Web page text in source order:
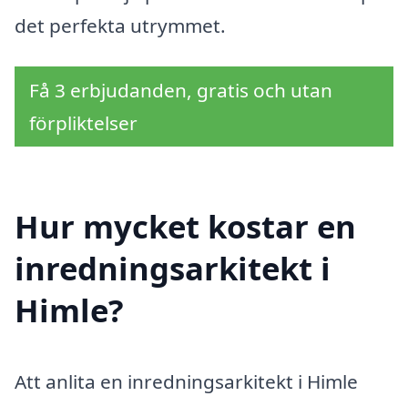
det perfekta utrymmet.
Få 3 erbjudanden, gratis och utan
förpliktelser
Hur mycket kostar en
inredningsarkitekt i
Himle?
Att anlita en inredningsarkitekt i Himle